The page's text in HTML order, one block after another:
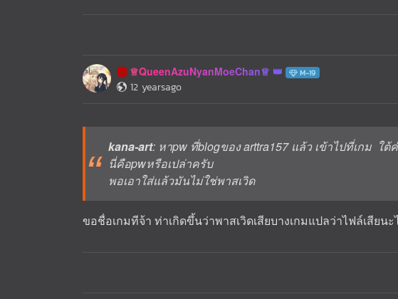
🅰️ ♕QueenAzuNyanMoeChan♕ M-19
12 yearsago
kana-art: หาpw ที่blogของ arttra157 แล้ว เข้าไปที่เกม ใต้
นี่คือpwหรือเปล่าครับ
พอเอาใส่แล้วมันไม่ใช่พาสเวิด
ขอชื่อเกมทีจ้า ท่าเกิดขึ้นว่าพาสเวิดเสียบางเกมแปลว่าไฟล์เสียน